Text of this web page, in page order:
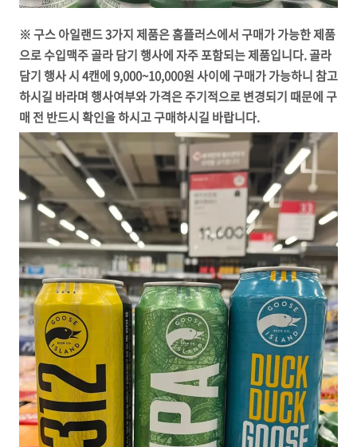
※ 구스 아일랜드 3가지 제품은 홈플러스에서 구매가 가능한 제품
으로 수입맥주 골라 담기 행사에 자주 포함되는 제품입니다. 골라
담기 행사 시 4캔에 9,000~10,000원 사이에 구매가 가능하니 참고
하시길 바라며 행사여부와 가격은 주기적으로 변경되기 때문에 구
매 전 반드시 확인을 하시고 구매하시길 바랍니다.